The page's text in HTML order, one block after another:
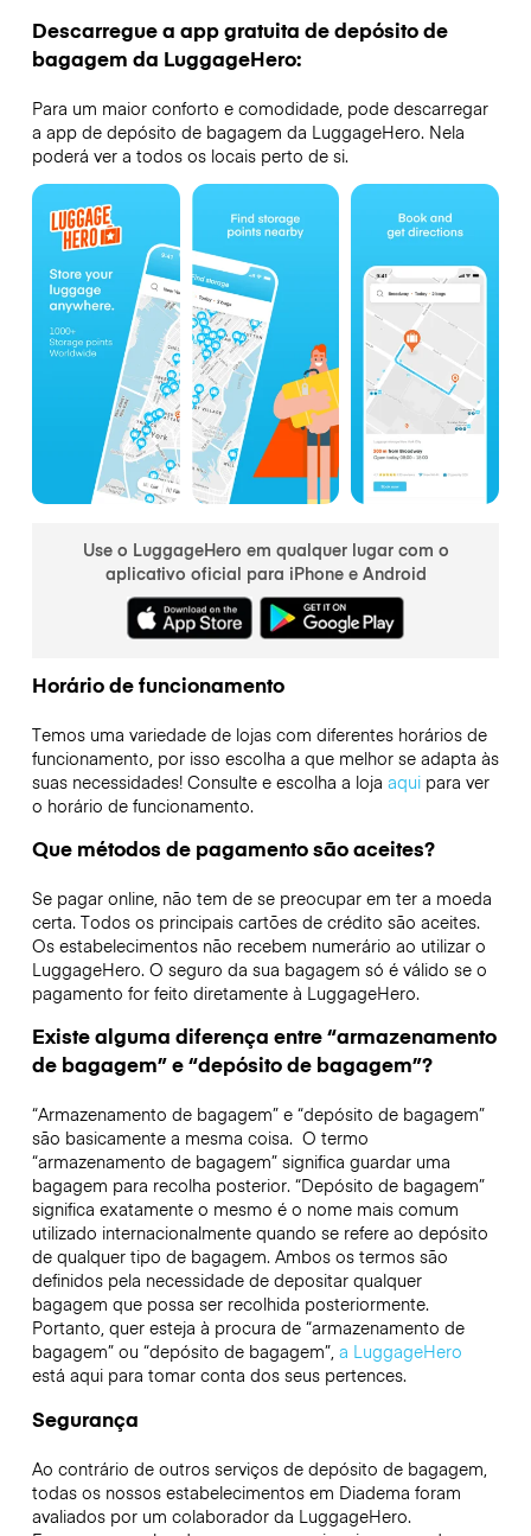
Descarregue a app gratuita de depósito de
bagagem da LuggageHero:
Para um maior conforto e comodidade, pode descarregar
a app de depósito de bagagem da LuggageHero. Nela
poderá ver a todos os locais perto de si.
Use o LuggageHero em qualquer lugar com o
aplicativo oficial para iPhone e Android
Horário de funcionamento
Temos uma variedade de lojas com diferentes horários de
funcionamento, por isso escolha a que melhor se adapta às
suas necessidades! Consulte e escolha a loja aquipara ver
o horário de funcionamento.
Que métodos de pagamento são aceites?
Se pagar online, não tem de se preocupar em ter a moeda
certa. Todos os principais cartões de crédito são aceites.
Os estabelecimentos não recebem numerário ao utilizar o
LuggageHero. O seguro da sua bagagem só é válido se o
pagamento for feito diretamente à LuggageHero.
Existe alguma diferença entre “armazenamento
de bagagem” e “depósito de bagagem”?
“Armazenamento de bagagem” e “depósito de bagagem”
são basicamente a mesma coisa. O termo
“armazenamento de bagagem” significa guardar uma
bagagem para recolha posterior. “Depósito de bagagem”
significa exatamente o mesmo é o nome mais comum
utilizado internacionalmente quando se refere ao depósito
de qualquer tipo de bagagem. Ambos os termos são
definidos pela necessidade de depositar qualquer
bagagem que possa ser recolhida posteriormente.
Portanto, quer esteja à procura de “armazenamento de
bagagem” ou “depósito de bagagem”,a LuggageHero
está aqui para tomar conta dos seus pertences.
Segurança
Ao contrário de outros serviços de depósito de bagagem,
todas os nossos estabelecimentos em Diadema foram
avaliados por um colaborador da LuggageHero.